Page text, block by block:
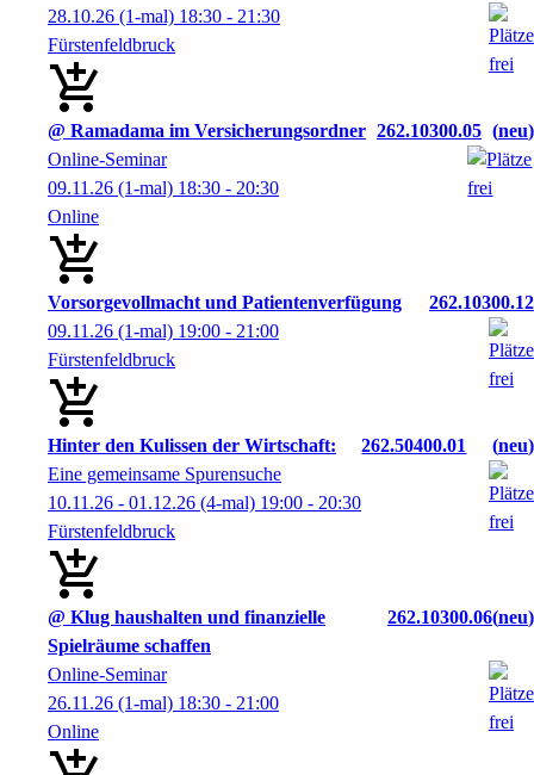
28.10.26 (1-mal) 18:30 - 21:30
Fürstenfeldbruck
@ Ramadama im Versicherungsordner 262.10300.05
neu
Online-Seminar
09.11.26 (1-mal) 18:30 - 20:30
Online
Vorsorgevollmacht und Patientenverfügung
262.10300.12
09.11.26 (1-mal) 19:00 - 21:00
Fürstenfeldbruck
Hinter den Kulissen der Wirtschaft: 262.50400.01
neu
Eine gemeinsame Spurensuche
10.11.26 - 01.12.26 (4-mal) 19:00 - 20:30
Fürstenfeldbruck
@ Klug haushalten und finanzielle
Spielräume schaffen
262.10300.06 neu
Online-Seminar
26.11.26 (1-mal) 18:30 - 21:00
Online